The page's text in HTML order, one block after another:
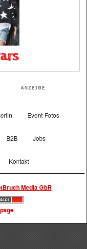
Event-Fotos
B2B Jobs
Kontakt
Media GbR